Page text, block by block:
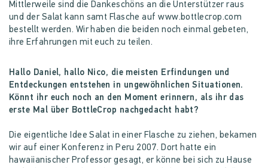
Mittlerweile sind die Dankeschöns an die Unterstützer raus
und der Salat kann samt Flasche auf www.bottlecrop.com
bestellt werden. Wir haben die beiden noch einmal gebeten,
ihre Erfahrungen mit euch zu teilen.
Hallo Daniel, hallo Nico, die meisten Erfindungen und
Entdeckungen entstehen in ungewöhnlichen Situationen.
Könnt ihr euch noch an den Moment erinnern, als ihr das
erste Mal über BottleCrop nachgedacht habt?
Die eigentliche Idee Salat in einer Flasche zu ziehen, bekamen
wir auf einer Konferenz in Peru 2007. Dort hatte ein
hawaiianischer Professor gesagt, er könne bei sich zu Hause